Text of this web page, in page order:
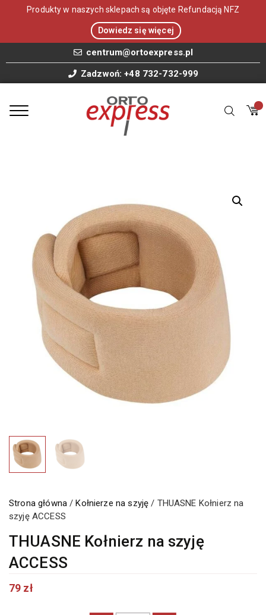
Produkty w naszych sklepach są objęte Refundacją NFZ
Dowiedz się więcej
centrum@ortoexpress.pl
Zadzwoń: +48 732-732-999
Strona główna/Kołnierze na szyję / THUASNE Kołnierz na
szyję ACCESS
THUASNE Kołnierz na szyję
ACCESS
79 zł